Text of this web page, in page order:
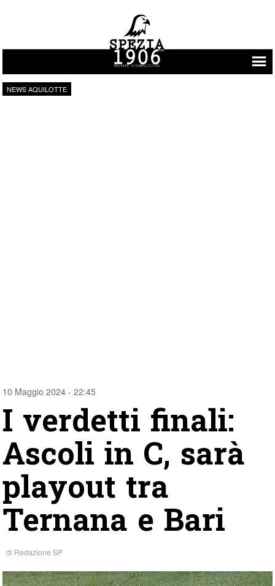
Vai al contenuto
NEWS AQUILOTTE
10 Maggio 2024 - 22:45
I verdetti finali:
Ascoli in C, sarà
playout tra
Ternana e Bari
di Redazione SP